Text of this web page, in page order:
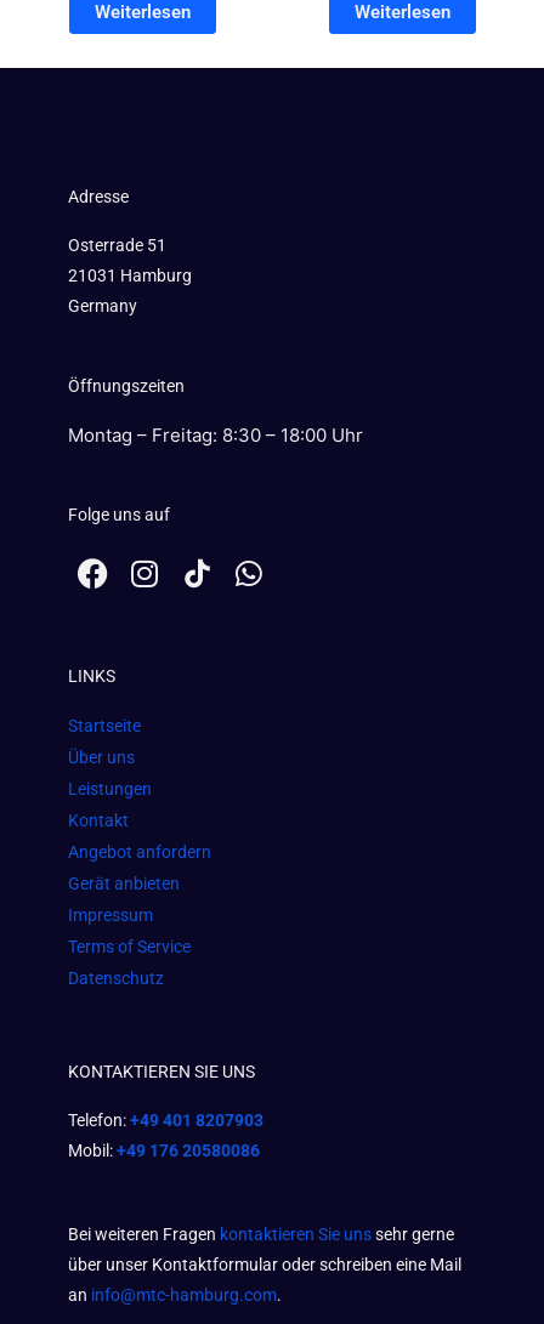
Weiterlesen Weiterlesen
Adresse
Osterrade 51
21031 Hamburg
Germany
Öffnungszeiten
Montag – Freitag: 8:30 – 18:00 Uhr
Folge uns auf
F
a
b
o
o
k
I
n
m
W
h
LINKS
Startseite
Über uns
Leistungen
Kontakt
Angebot anfordern
Gerät anbieten
Impressum
Terms of Service
Datenschutz
KONTAKTIEREN SIE UNS
Telefon:+49 401 8207903
Mobil:+49 176 20580086
Bei weiteren Fragen kontaktieren Sie unssehr gerne
über unser Kontaktformular oder schreiben eine Mail
an info@mtc-hamburg.com.